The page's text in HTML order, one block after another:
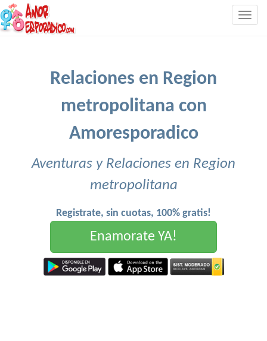
Relaciones en Region
metropolitana con
Amoresporadico
Aventuras y Relaciones en Region
metropolitana
Registrate, sin cuotas, 100% gratis!
Enamorate YA!